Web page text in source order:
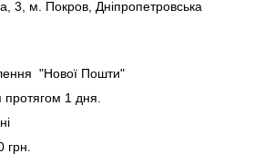
3, м. Покров, Дніпропетровська
"Нової Пошти"
протягом 1 дня.
грн.